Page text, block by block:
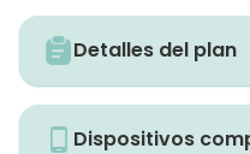
Detalles del plan
Dispositivos